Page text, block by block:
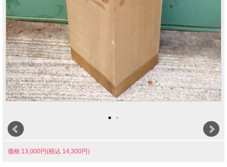
価格:13,000円(税込 14,300円)